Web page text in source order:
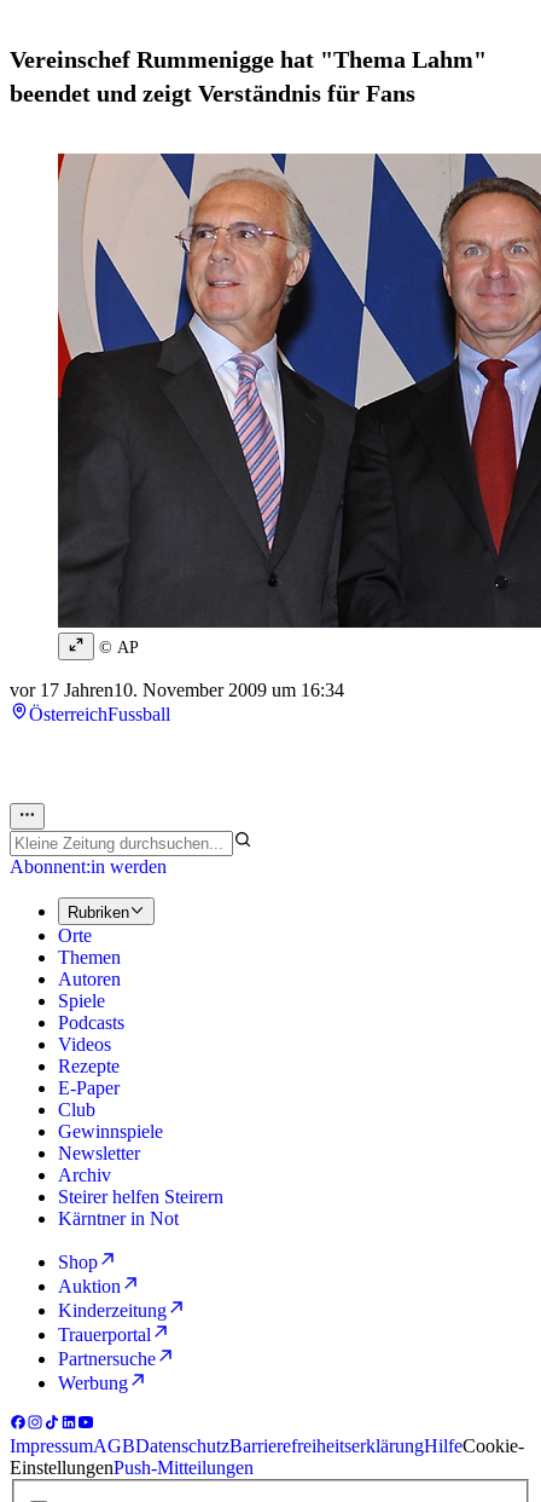
Vereinschef Rummenigge hat "Thema Lahm"
beendet und zeigt Verständnis für Fans
© AP
vor 17 Jahren10. November 2009 um 16:34
ÖsterreichFussball
Abonnent:in werden
Rubriken
Orte
Themen
Autoren
Spiele
Podcasts
Videos
Rezepte
E-Paper
Club
Gewinnspiele
Newsletter
Archiv
Steirer helfen Steirern
Kärntner in Not
Shop
Auktion
Kinderzeitung
Trauerportal
Partnersuche
Werbung
ImpressumAGBDatenschutzBarrierefreiheitserklärungHilfeCookie-
EinstellungenPush-Mitteilungen